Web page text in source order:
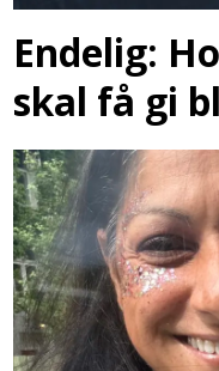
Endelig:
skal få gi